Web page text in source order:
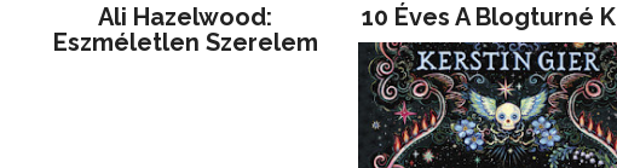
Ali Hazelwood:
Eszméletlen Szerelem
10 Éves A Blogturné